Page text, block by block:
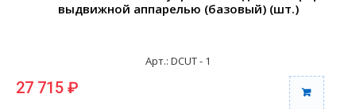
выдвижной аппарелью (базовый) (шт.)
Арт.: DCUT - 1
27 715 ₽